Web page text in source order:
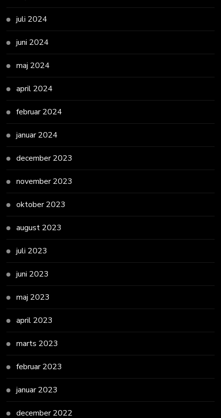
juli 2024
juni 2024
maj 2024
april 2024
februar 2024
januar 2024
december 2023
november 2023
oktober 2023
august 2023
juli 2023
juni 2023
maj 2023
april 2023
marts 2023
februar 2023
januar 2023
december 2022